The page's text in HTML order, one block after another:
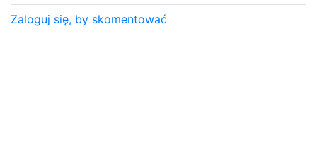
Zaloguj się, by skomentować